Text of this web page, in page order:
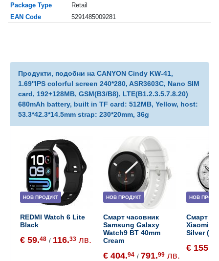
Package Type
Retail
EAN Code
5291485009281
Продукти, подобни на CANYON Cindy KW-41,
1.69''IPS colorful screen 240*280, ASR3603C, Nano SIM
card, 192+128MB, GSM(B3/B8), LTE(B1.2.3.5.7.8.20)
680mAh battery, built in TF card: 512MB, Yellow, host:
53.3*42.3*14.5mm strap: 230*20mm, 36g
НОВ ПРОДУКТ
REDMI Watch 6 Lite
Black
€ 59.48 / 116.33 лв.
НОВ ПРОДУКТ
Смарт часовник
Samsung Galaxy
Watch9 BT 40mm
Cream
€ 404.94 / 791.99 лв.
НОВ
Смарт
Xiaomi
Silver
€ 155.